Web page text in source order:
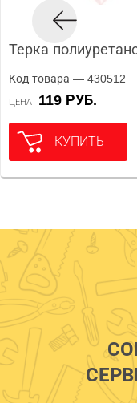
Терка
Код товара — 430512
ЦЕНА 119 РУБ.
КУПИТЬ